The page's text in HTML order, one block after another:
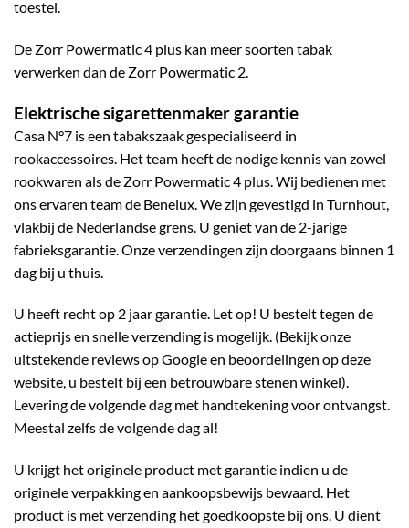
toestel.
De Zorr Powermatic 4 plus kan meer soorten tabak
verwerken dan de Zorr Powermatic 2.
Elektrische sigarettenmaker garantie
Casa N°7 is een tabakszaak gespecialiseerd in
rookaccessoires. Het team heeft de nodige kennis van zowel
rookwaren als de Zorr Powermatic 4 plus. Wij bedienen met
ons ervaren team de Benelux. We zijn gevestigd in Turnhout,
vlakbij de Nederlandse grens. U geniet van de 2-jarige
fabrieksgarantie. Onze verzendingen zijn doorgaans binnen 1
dag bij u thuis.
U heeft recht op 2 jaar garantie. Let op! U bestelt tegen de
actieprijs en snelle verzending is mogelijk. (Bekijk onze
uitstekende reviews op Google en beoordelingen op deze
website, u bestelt bij een betrouwbare stenen winkel).
Levering de volgende dag met handtekening voor ontvangst.
Meestal zelfs de volgende dag al!
U krijgt het originele product met garantie indien u de
originele verpakking en aankoopsbewijs bewaard. Het
product is met verzending het goedkoopste bij ons. U dient